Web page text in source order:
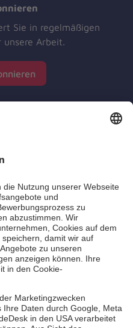
Sie in regelmäßigen
unsere Arbeit.
Unfall-Hilfe e.V.
das Spendenzertifikat
e.V.